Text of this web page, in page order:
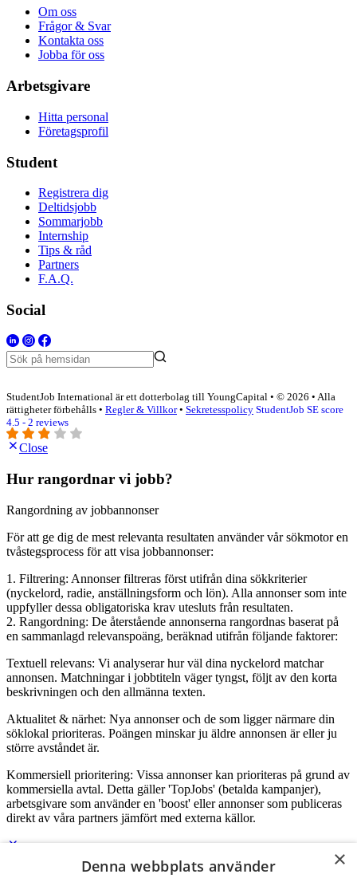
Om oss
Frågor & Svar
Kontakta oss
Jobba för oss
Arbetsgivare
Hitta personal
Företagsprofil
Student
Registrera dig
Deltidsjobb
Sommarjobb
Internship
Tips & råd
Partners
F.A.Q.
Social
StudentJob International är ett dotterbolag till YoungCapital • © 2026 • Alla
rättigheter förbehålls • Regler & Villkor• Sekretesspolicy StudentJob SE score
4.5 - 2 reviews
Close
Hur rangordnar vi jobb?
Rangordning av jobbannonser
För att ge dig de mest relevanta resultaten använder vår sökmotor en
tvåstegsprocess för att visa jobbannonser:
1. Filtrering: Annonser filtreras först utifrån dina sökkriterier
(nyckelord, radie, anställningsform och lön). Alla annonser som inte
uppfyller dessa obligatoriska krav utesluts från resultaten.
2. Rangordning: De återstående annonserna rangordnas baserat på
en sammanlagd relevanspoäng, beräknad utifrån följande faktorer:
Textuell relevans: Vi analyserar hur väl dina nyckelord matchar
annonsen. Matchningar i jobbtiteln väger tyngst, följt av den korta
beskrivningen och den allmänna texten.
Aktualitet & närhet: Nya annonser och de som ligger närmare din
söklokal prioriteras. Poängen minskar ju äldre annonsen är eller ju
större avståndet är.
Kommersiell prioritering: Vissa annonser kan prioriteras på grund av
kommersiella avtal. Detta gäller 'TopJobs' (betalda kampanjer),
arbetsgivare som använder en 'boost' eller annonser som publiceras
direkt av våra partners jämfört med externa källor.
×
Denna webbplats använder